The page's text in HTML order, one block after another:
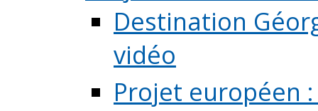
Destination
vidéo
Projet européen